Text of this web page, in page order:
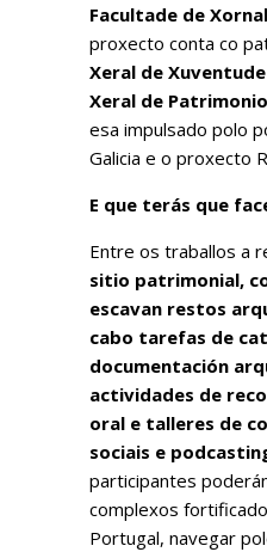
Facultade de
proxecto conta co
Xeral de
Xeral de
esa impulsado polo
Galicia e o proxecto
E que terás que
Entre os traballos a
sitio patrimonial,
escavan restos
cabo tarefas de
documentación
actividades de
oral e talleres de
sociais e
participantes
complexos
Portugal, navegar